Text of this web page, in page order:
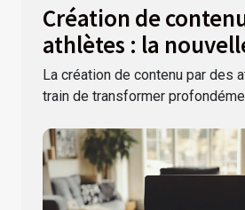
Création de
athlètes : la
du marketing ?
La création de contenu par des
train de transformer